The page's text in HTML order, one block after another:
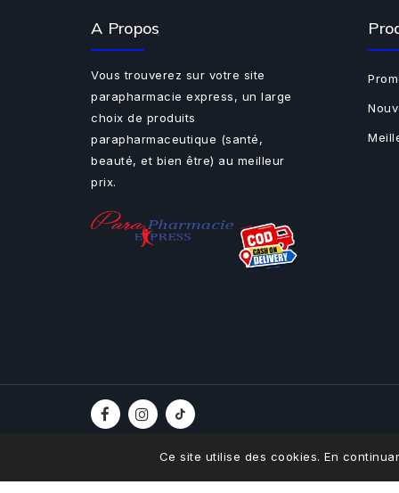
A Propos
Vous trouverez sur votre site
parapharmacie express, un large
choix de produits
parapharmaceutique (santé,
beauté, et bien être) au meilleur
prix.
Ce site utilise des cookies. En